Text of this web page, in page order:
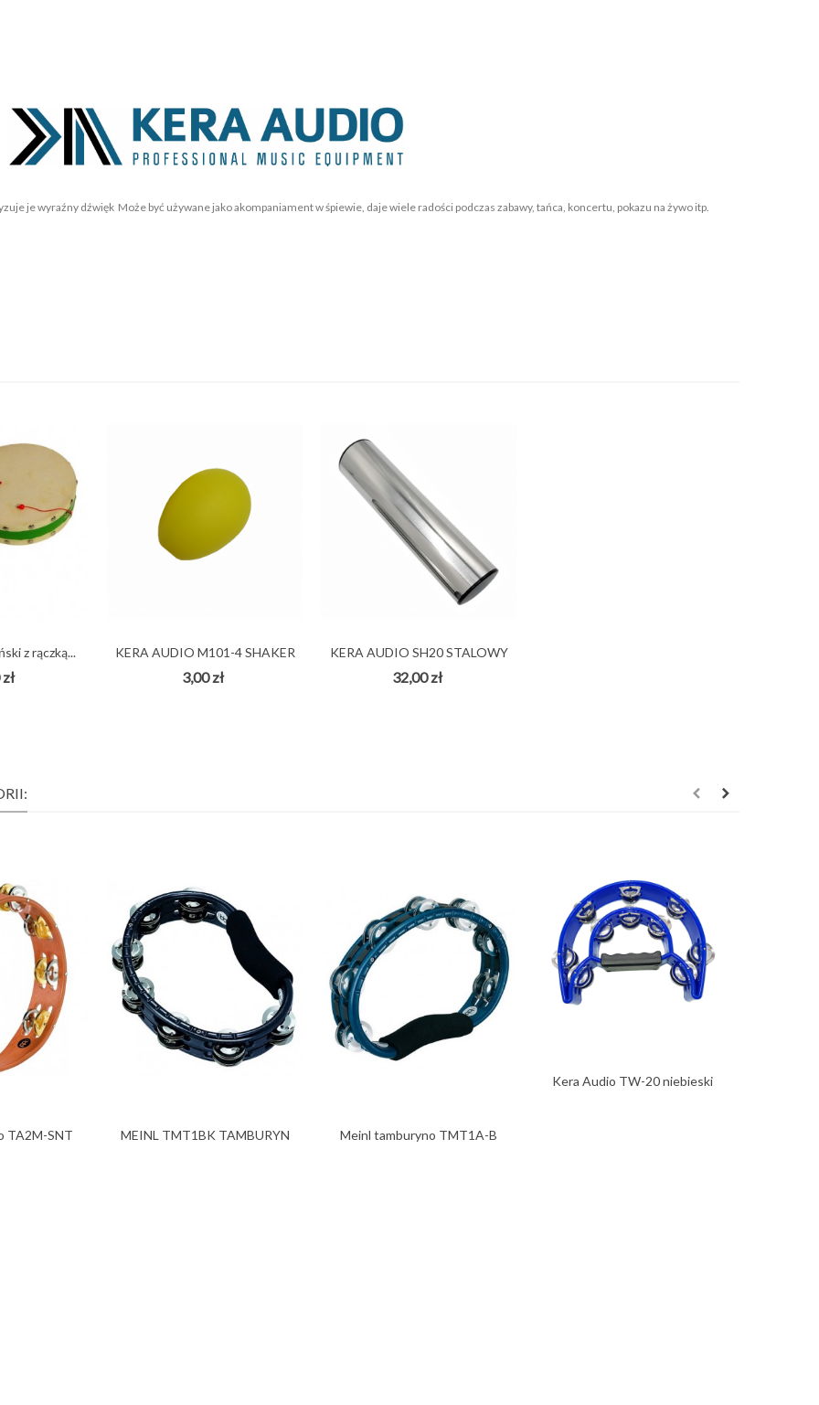
je wyraźny dźwięk Może być używane jako akompaniament w śpiewie, daje wiele radości podczas zabawy, tańca, koncertu, pokazu na żywo itp.
z rączką...
KERA AUDIO M101-4 SHAKER
JAJKO...
3,00 zł
KERA AUDIO SH20 STALOWY
SHAKER...
32,00 zł
TA2M-SNT
MEINL TMT1BK TAMBURYN
Meinl tamburyno TMT1A-B
Kera Audio TW-20 niebieski